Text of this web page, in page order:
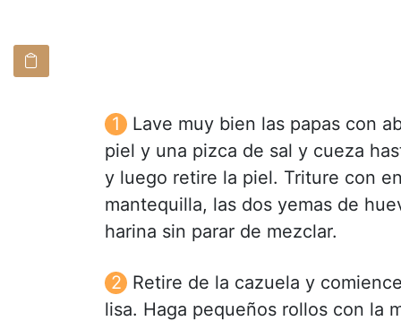
Lave muy bien las papas con
piel y una pizca de sal y cueza
y luego retire la piel. Triture con
mantequilla, las dos yemas de
harina sin parar de mezclar.
Retire de la cazuela y
lisa. Haga pequeños rollos con la